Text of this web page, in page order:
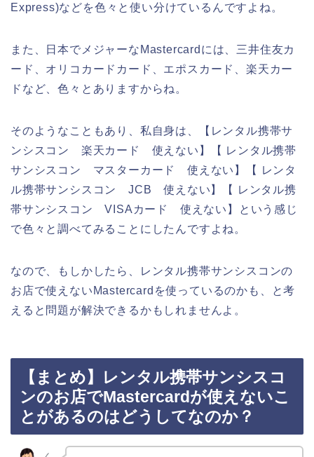
Express)などを色々と使い分けているんですよね。
また、日本でメジャーなMastercardには、三井住友カ
ード、オリコカードカード、エポスカード、楽天カー
ドなど、色々とありますからね。
そのようなこともあり、私自身は、【レンタル携帯サ
ンシスコン 楽天カード 使えない】【 レンタル携帯
サンシスコン マスターカード 使えない】【 レンタ
ル携帯サンシスコン JCB 使えない】【 レンタル携
帯サンシスコン VISAカード 使えない】という感じ
で色々と調べてみることにしたんですよね。
なので、もしかしたら、レンタル携帯サンシスコンの
お店で使えないMastercardを使っているのかも、と考
えると問題が解決できるかもしれませんよ。
【まとめ】レンタル携帯サンシスコ
ンのお店でMastercardが使えないこ
とがあるのはどうしてなのか？